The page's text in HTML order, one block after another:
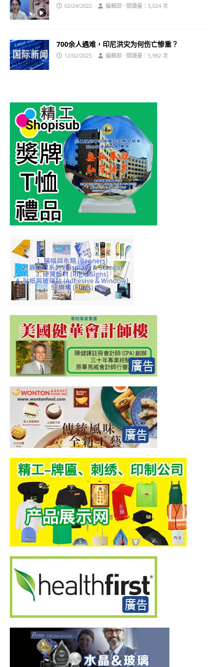
02/24/2022 編輯部 · 閱讀量：5,024 次
700余人遇难，印尼洪灾为何伤亡惨重？
12/02/2025 編輯部 · 閱讀量：5,982 次